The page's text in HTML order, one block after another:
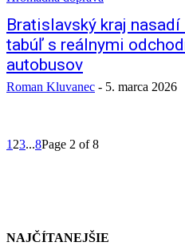
Bratislavský kraj
tabúľ s reálnymi
autobusov
Roman Kluvanec - 5. marca 2026
1 23...8Page 2 of 8
NAJČÍTANEJŠIE